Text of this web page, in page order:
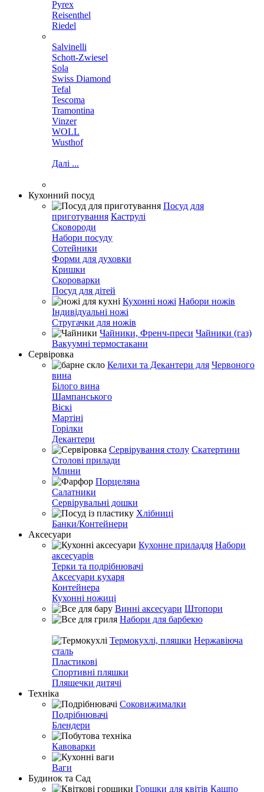
Pyrex
Reisenthel
Riedel
Salvinelli
Schott-Zwiesel
Sola
Swiss Diamond
Tefal
Tescoma
Tramontina
Vinzer
WOLL
Wusthof
Далі ...
Кухонний посуд
Посуд для
приготування Каструлі
Сковороди
Набори посуду
Сотейники
Форми для духовки
Кришки
Скороварки
Посуд для дітей
Кухонні ножі Набори ножів
Індивідуальні ножі
Стругачки для ножів
Чайники, Френч-преси Чайники (газ)
Вакуумні термостакани
Сервіровка
Келихи та Декантери для Червоного
вина
Білого вина
Шампанського
Віскі
Мартіні
Горілки
Декантери
Сервірування столу Скатертини
Столові прилади
Млини
Порцеляна
Салатники
Сервірувальні дошки
Хлібниці
Банки/Контейнери
Аксесуари
Кухонне приладдя Набори
аксесуарів
Терки та подрібнювачі
Аксесуари кухаря
Контейнера
Кухонні ножиці
Винні аксесуари Штопори
Набори для барбекю
Термокухлі, пляшки Нержавіюча
сталь
Пластикові
Спортивні пляшки
Пляшечки дитячі
Техніка
Соковижималки
Подрібнювачі
Блендери
Кавоварки
Ваги
Будинок та Сад
Горшки для квітів Кашпо